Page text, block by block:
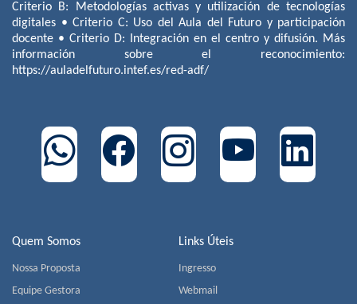
Quem Somos
Nossa Proposta
Equipe Gestora
Links Úteis
Ingresso
Webmail
Criterio B: Metodologías activas y utilización de tecnologías
digitales • Criterio C: Uso del Aula del Futuro y participación
docente • Criterio D: Integración en el centro y difusión. Más
información sobre el reconocimiento:
https://auladelfuturo.intef.es/red-adf/